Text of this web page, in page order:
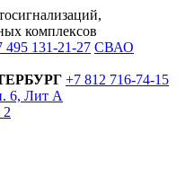
комплексов
495 131-21-27 СВАО
+7 812 716-74-15
6, Лит А
2